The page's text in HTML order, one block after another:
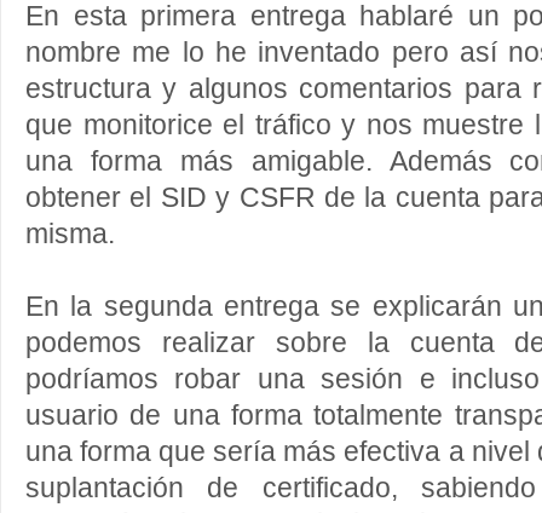
En esta primera entrega hablaré un
nombre me lo he inventado pero así
estructura y algunos comentarios para
que monitorice el tráfico y nos muestre
una forma más amigable. Además
obtener el SID y CSFR de la cuenta
misma.
En la segunda entrega se explicarán
podemos realizar sobre la cuenta
podríamos robar una sesión e
usuario de una forma totalmente
una forma que sería más efectiva a
suplantación de certificado,